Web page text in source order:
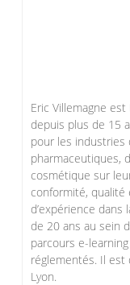
Eric Villemagne
depuis plus de 15
pour les industries
pharmaceutiques,
cosmétique sur
conformité, qualité
d’expérience
de 20 ans au sein
parcours e-
réglementés. Il est
Lyon.